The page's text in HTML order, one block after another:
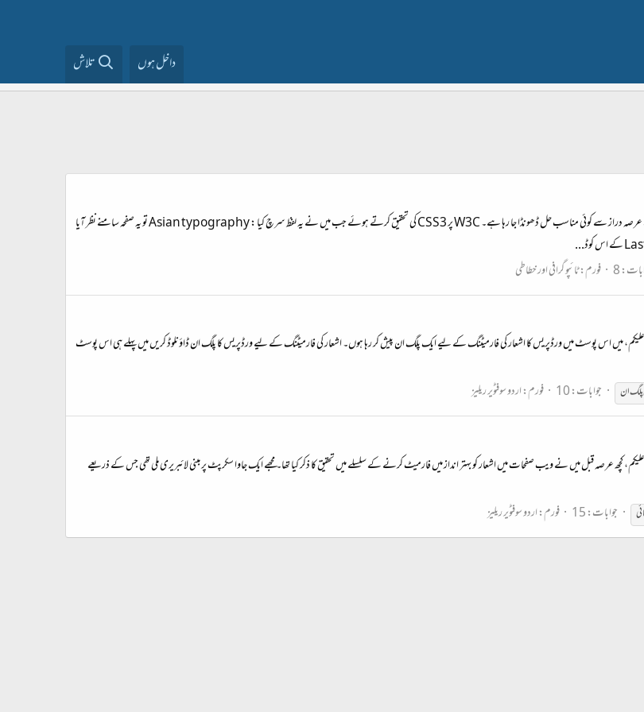
داخل ہوں تلاش
اردو کے ویب صفحات پر غزل جسٹی فیکیشن (poetry justification) کے حوالے سے عرصہ دراز سے کوئی مناسب حل ڈھونڈا جا رہا ہے۔ W3C پر CSS3 کی تحقیق کرتے ہوئے جب میں نے یہ لفظ سرچ کیا : Asian typography تو یہ صفحہ سامنے نظر آیا
8 فورم:ٹائپو گرافی اور خطاطی
میں اس پوسٹ میں ورڈپریس کا اشعار کی فارمیٹنگ کے لیے ایک پلگ ان پیش کر رہا ہوں۔ اشعار کی فارمیٹنگ کے لیے ورڈپریس کا پلگ ان ڈاؤنلوڈ کریں میں پہلے ہی اس پوسٹ
ان جوابات: 10 فورم:اردو سوفٹویر ریلیز
کچھ عرصہ قبل میں نے ویب صفحات میں اشعار کو بہتر انداز میں فارمیٹ کرنے کے سلسلے میں تحقیق کا ذکر کیا تھا۔ مجھے ایک جاوا سکرپٹ پر مبنی لائبریری ملی تھی جس کے ذریعے
جوابات: 15 فورم:اردو سوفٹویر ریلیز